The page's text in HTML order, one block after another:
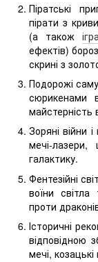
Піратські
пірати з
(а також
ефектів)
скрині з
Подорожі
сюрикенами
майстерність
Зоряні війни
мечі-
галактику.
Фентезійні
воїни
проти
Історичні
відповідною
мечі, козацькі